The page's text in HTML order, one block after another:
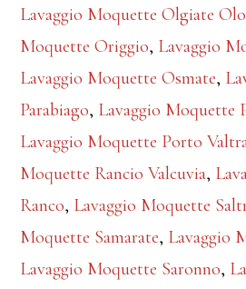
Lavaggio Moquette Olgiate
Moquette Origgio, Lavaggio
Lavaggio Moquette Osmate,
Parabiago, Lavaggio Moquette
Lavaggio Moquette Porto
Moquette Rancio Valcuvia,
Ranco, Lavaggio Moquette
Moquette Samarate, Lavaggio
Lavaggio Moquette Saronno,